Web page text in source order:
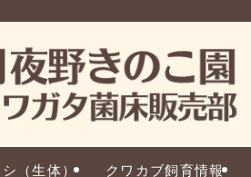
（生体） クワカブ飼育情報